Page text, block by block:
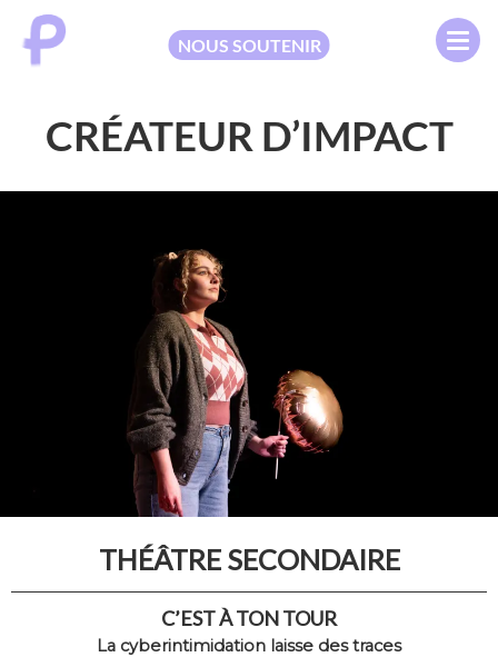
NOUS SOUTENIR
CRÉATEUR D’IMPACT
THÉÂTRE SECONDAIRE
C’EST À TON TOUR
La cyberintimidation laisse des traces